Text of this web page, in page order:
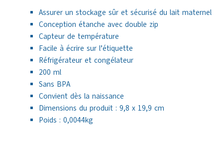
Assurer un stockage sûr et sécurisé du lait maternel
Conception étanche avec double zip
Capteur de température
Facile à écrire sur l’étiquette
Réfrigérateur et congélateur
200 ml
Sans BPA
Convient dès la naissance
Dimensions du produit : 9,8 x 19,9 cm
Poids : 0,0044kg